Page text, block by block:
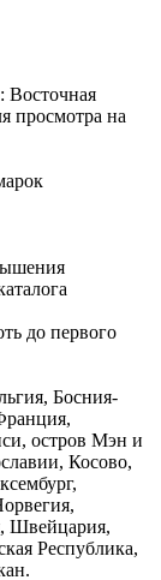
Восточная
просмотра на
до первого
Босния-
остров Мэн и
Косово,
Швейцария,
Республика,